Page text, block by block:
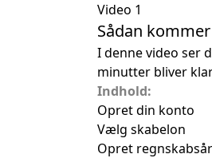
Video 1
Sådan
I denne video ser
minutter bliver
Indhold:
Opret din konto
Vælg skabelon
Opret regnskabsår